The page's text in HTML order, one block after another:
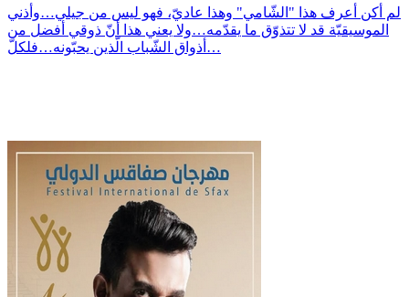
لم أكن أعرف هذا "الشّامي" وهذا عاديّ، فهو ليس من جيلي…وأذني
الموسيقيّة قد لا تتذوّق ما يقدّمه…ولا يعني هذا أنّ ذوقي أفضل من
أذواق الشّباب الّذين يحبّونه…فلكلّ…